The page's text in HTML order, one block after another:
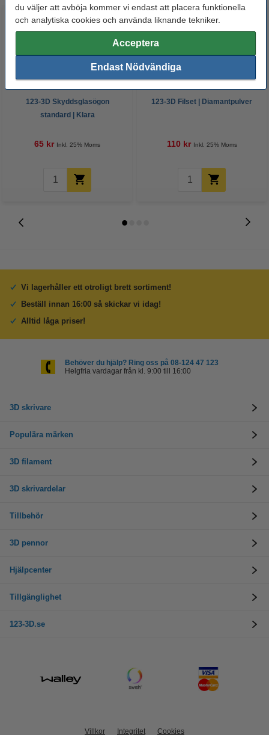
du väljer att avböja kommer vi endast att placera funktionella
och analytiska cookies och använda liknande tekniker.
Acceptera
Endast Nödvändiga
123-3D Skyddsglasögon
standard | Klara
65 kr Inkl. 25% Moms
123-3D Filset | Diamantpulver
110 kr Inkl. 25% Moms
Vi lagerhåller ett otroligt brett sortiment!
Beställ innan 16:00 så skickar vi idag!
Alltid låga priser!
Behöver du hjälp? Ring oss på 08-124 47 123
Helgfria vardagar från kl. 9:00 till 16:00
3D skrivare
Populära märken
3D filament
3D skrivardelar
Tillbehör
3D pennor
Hjälpcenter
Tillgänglighet
123-3D.se
Villkor Integritet Cookies